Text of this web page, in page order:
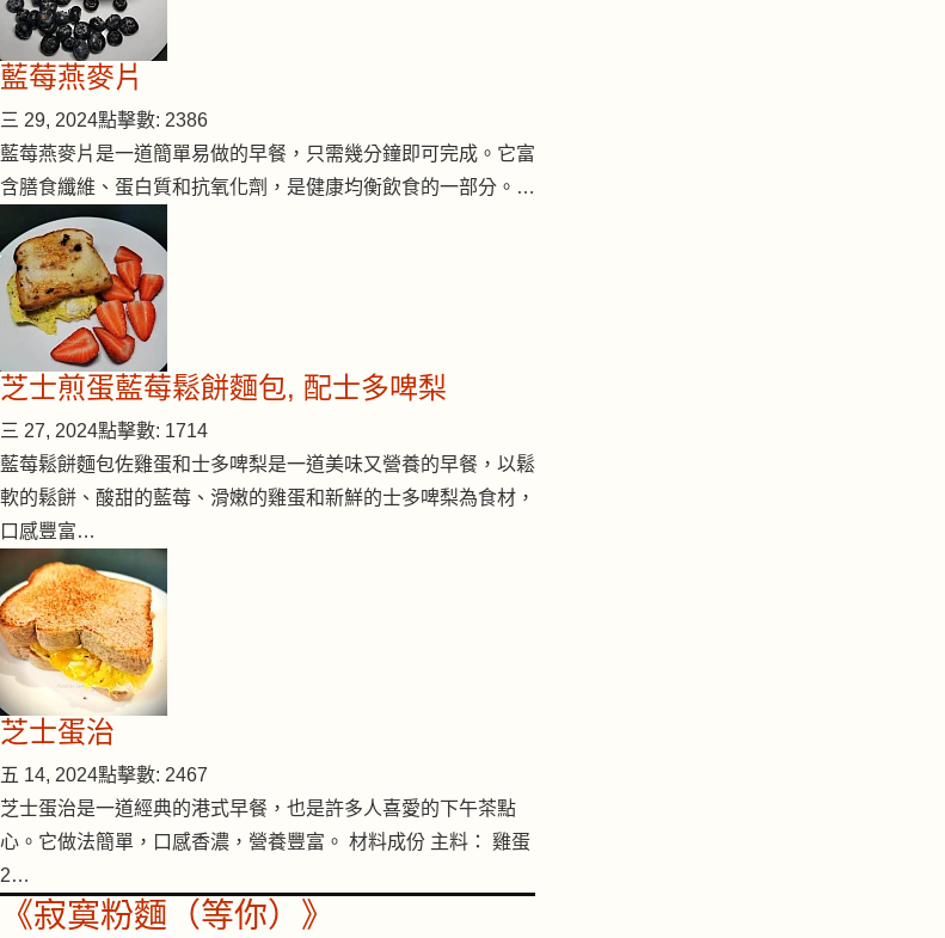
藍莓燕麥片
三 29, 2024點擊數: 2386
藍莓燕麥片是一道簡單易做的早餐，只需幾分鐘即可完成。它富
含膳食纖維、蛋白質和抗氧化劑，是健康均衡飲食的一部分。…
芝士煎蛋藍莓鬆餅麵包, 配士多啤梨
三 27, 2024點擊數: 1714
藍莓鬆餅麵包佐雞蛋和士多啤梨是一道美味又營養的早餐，以鬆
軟的鬆餅、酸甜的藍莓、滑嫩的雞蛋和新鮮的士多啤梨為食材，
口感豐富…
芝士蛋治
五 14, 2024點擊數: 2467
芝士蛋治是一道經典的港式早餐，也是許多人喜愛的下午茶點
心。它做法簡單，口感香濃，營養豐富。 材料成份 主料： 雞蛋
2…
《寂寞粉麵（等你）》